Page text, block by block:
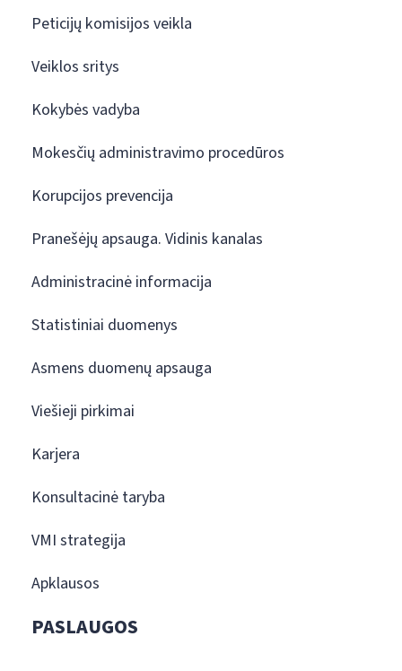
Peticijų komisijos veikla
Veiklos sritys
Kokybės vadyba
Mokesčių administravimo procedūros
Korupcijos prevencija
Pranešėjų apsauga. Vidinis kanalas
Administracinė informacija
Statistiniai duomenys
Asmens duomenų apsauga
Viešieji pirkimai
Karjera
Konsultacinė taryba
VMI strategija
Apklausos
PASLAUGOS